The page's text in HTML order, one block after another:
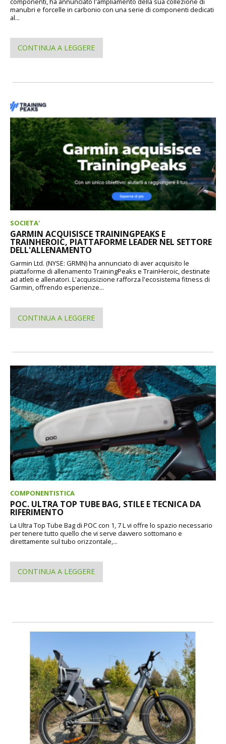
manubri e forcelle in carbonio con una serie di componenti dedicati
al...
CONTINUA A LEGGERE
SOCIETA'
GARMIN ACQUISISCE TRAININGPEAKS E
TRAINHEROIC, PIATTAFORME LEADER NEL SETTORE
DELL'ALLENAMENTO
Garmin Ltd. (NYSE: GRMN) ha annunciato di aver acquisito le
piattaforme di allenamento TrainingPeaks e TrainHeroic, destinate
ad atleti e allenatori. L'acquisizione rafforza l'ecosistema fitness di
Garmin, offrendo esperienze...
CONTINUA A LEGGERE
COMPONENTISTICA
POC. ULTRA TOP TUBE BAG, STILE E TECNICA DA
RIFERIMENTO
La Ultra Top Tube Bag di POC con 1, 7 L vi offre lo spazio necessario
per tenere tutto quello che vi serve davvero sottomano e
direttamente sul tubo orizzontale,...
CONTINUA A LEGGERE